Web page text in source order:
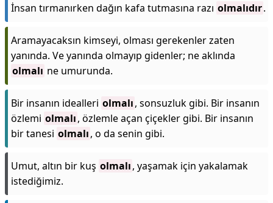
İnsan tırmanırken dağın kafa tutmasına razı olmalıdır.
Aramayacaksın kimseyi, olması gerekenler zaten
yanında. Ve yanında olmayıp gidenler; ne aklında
olmalı ne umurunda.
Bir insanın idealleri olmalı, sonsuzluk gibi. Bir insanın
özlemi olmalı, özlemle açan çiçekler gibi. Bir insanın
bir tanesi olmalı, o da senin gibi.
Umut, altın bir kuş olmalı, yaşamak için yakalamak
istediğimiz.